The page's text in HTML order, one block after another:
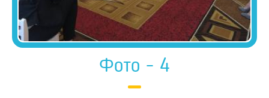
Фото - 4